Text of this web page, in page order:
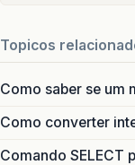
Topicos
Como saber se um
Como converter
Comando SELECT